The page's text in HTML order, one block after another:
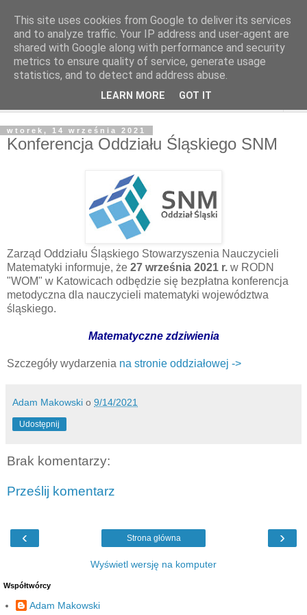
wtorek, 14 września 2021
Konferencja Oddziału Śląskiego SNM
Zarząd Oddziału Śląskiego Stowarzyszenia Nauczycieli
Matematyki informuje, że 27 września 2021 r. w RODN
"WOM" w Katowicach odbędzie się bezpłatna konferencja
metodyczna dla nauczycieli matematyki województwa
śląskiego.
Matematyczne zdziwienia
Szczegóły wydarzenia na stronie oddziałowej ->
Adam Makowski o 9/14/2021
Udostępnij
Brak komentarzy:
Prześlij komentarz
‹ ›
Strona główna
Wyświetl wersję na komputer
Współtwórcy
Adam Makowski
This site uses cookies from Google to deliver its services
and to analyze traffic. Your IP address and user-agent are
shared with Google along with performance and security
metrics to ensure quality of service, generate usage
statistics, and to detect and address abuse.
LEARN MORE GOT IT